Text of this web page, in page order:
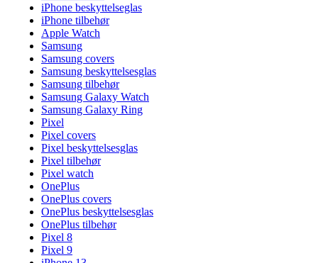
iPhone beskyttelseglas
iPhone tilbehør
Apple Watch
Samsung
Samsung covers
Samsung beskyttelsesglas
Samsung tilbehør
Samsung Galaxy Watch
Samsung Galaxy Ring
Pixel
Pixel covers
Pixel beskyttelsesglas
Pixel tilbehør
Pixel watch
OnePlus
OnePlus covers
OnePlus beskyttelsesglas
OnePlus tilbehør
Pixel 8
Pixel 9